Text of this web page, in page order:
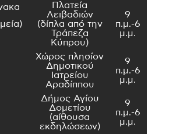
Πλατεία
Λειβαδιών
(δίπλα από την
Τράπεζα
Κύπρου)
9
π.μ.-6
μ.μ.
Χώρος πλησίον
Δημοτικού
Ιατρείου
Αραδίππου
9
π.μ.-6
μ.μ.
Δήμος Αγίου
Δομετίου
(αίθουσα
εκδηλώσεων)
9
π.μ.-6
μ.μ.